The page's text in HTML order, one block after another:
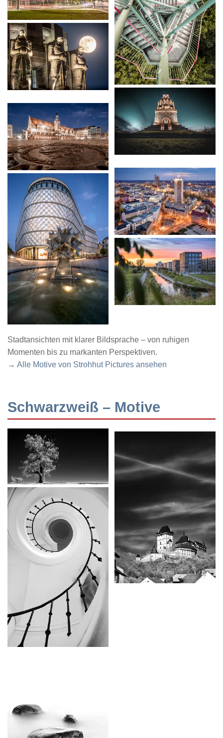
Stadtansichten mit klarer Bildsprache – von ruhigen
Momenten bis zu markanten Perspektiven.
→ Alle Motive von Strohhut Pictures ansehen
Schwarzweiß – Motive